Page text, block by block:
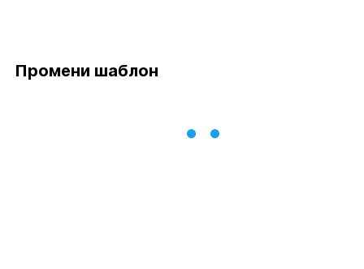
Промени шаблон